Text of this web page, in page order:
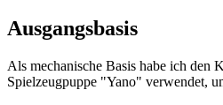
Ausgangsbasis
Als mechanische Basis habe ich den
Spielzeugpuppe "Yano" verwendet,